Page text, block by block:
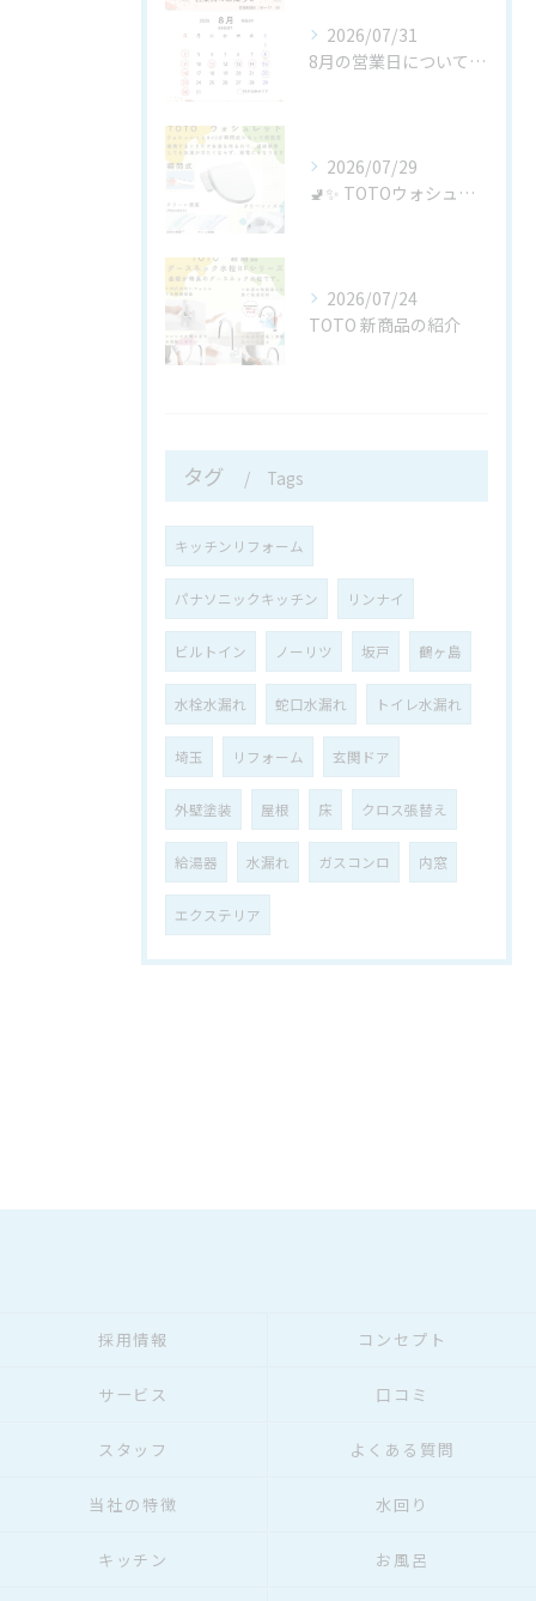
2026/07/31
8月の営業日についてお知らせ
2026/07/29
🚽✨ TOTOウォシュレットBV「TCF2224E」が新発売...
2026/07/24
TOTO 新商品の紹介
タグ Tags
キッチンリフォーム
パナソニックキッチン リンナイ
ビルトイン ノーリツ 坂戸 鶴ヶ島
水栓水漏れ 蛇口水漏れ トイレ水漏れ
埼玉 リフォーム 玄関ドア
外壁塗装 屋根 床 クロス張替え
給湯器 水漏れ ガスコンロ 内窓
エクステリア
採用情報 コンセプト
サービス 口コミ
スタッフ よくある質問
当社の特徴 水回り
キッチン お風呂